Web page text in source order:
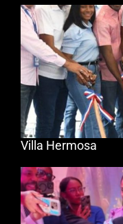
Villa Hermosa